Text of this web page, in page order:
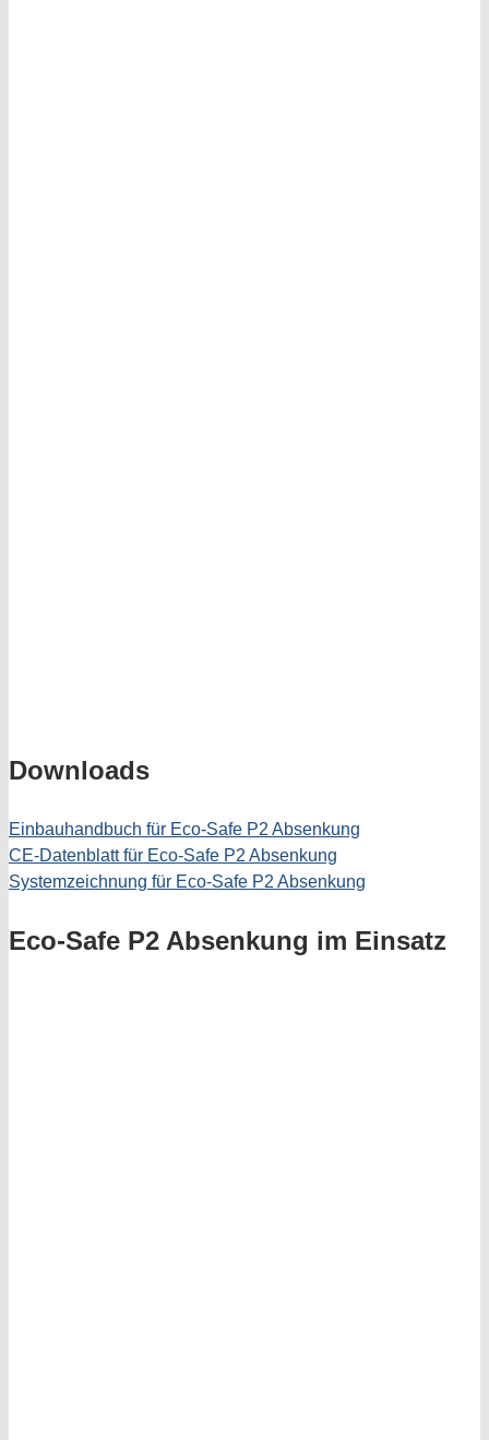
Downloads
Einbauhandbuch für Eco-Safe P2 Absenkung
CE-Datenblatt für Eco-Safe P2 Absenkung
Systemzeichnung für Eco-Safe P2 Absenkung
Eco-Safe P2 Absenkung im Einsatz